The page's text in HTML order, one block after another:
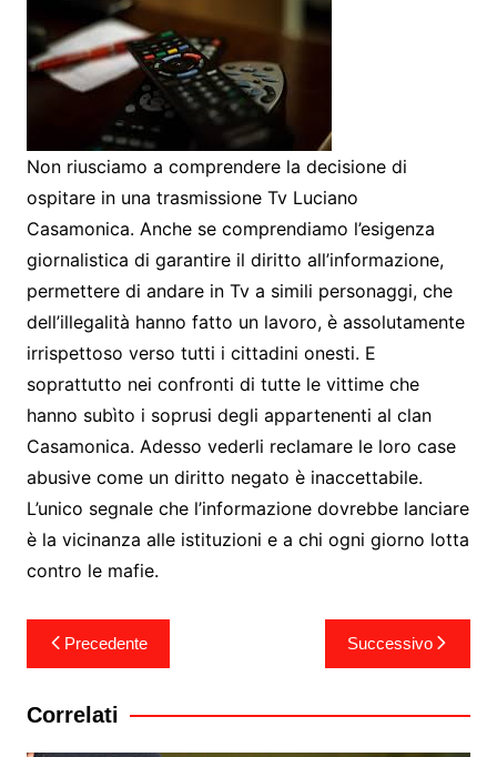
Non riusciamo a comprendere la decisione di
ospitare in una trasmissione Tv Luciano
Casamonica. Anche se comprendiamo l’esigenza
giornalistica di garantire il diritto all’informazione,
permettere di andare in Tv a simili personaggi, che
dell’illegalità hanno fatto un lavoro, è assolutamente
irrispettoso verso tutti i cittadini onesti. E
soprattutto nei confronti di tutte le vittime che
hanno subìto i soprusi degli appartenenti al clan
Casamonica. Adesso vederli reclamare le loro case
abusive come un diritto negato è inaccettabile.
L’unico segnale che l’informazione dovrebbe lanciare
è la vicinanza alle istituzioni e a chi ogni giorno lotta
contro le mafie.
Navigazione
articoli
Precedente Successivo
Correlati